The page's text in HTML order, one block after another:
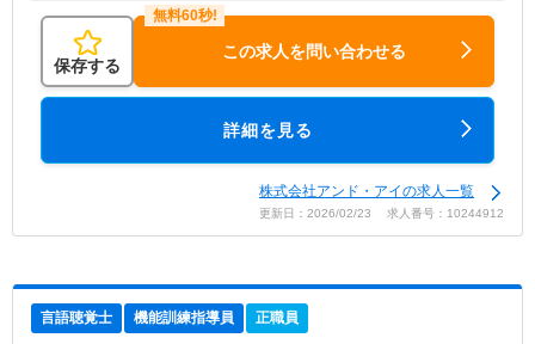
保存する
この求人を問い合わせる
詳細を見る
株式会社アンド・アイの求人一覧
更新日：2026/02/23 求人番号：10244912
言語聴覚士 機能訓練指導員 正職員